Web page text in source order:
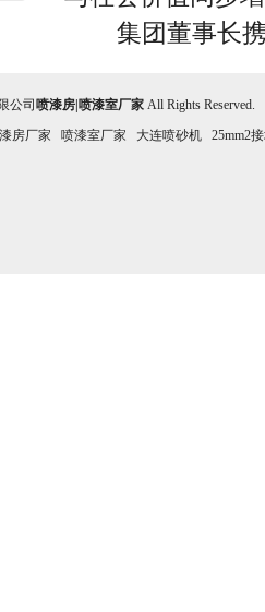
集团董事长携
公司 喷漆房|喷漆室厂家 All Rights
房厂家 喷漆室厂家 大连喷砂机
25mm2